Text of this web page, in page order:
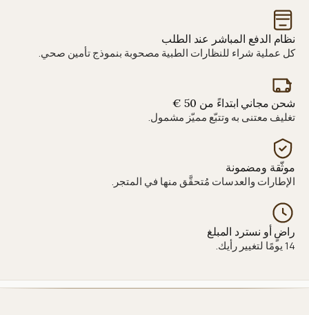
نظام الدفع المباشر عند الطلب
كل عملية شراء للنظارات الطبية مصحوبة بنموذج تأمين صحي.
شحن مجاني ابتداءً من 50 €
تغليف معتنى به وتتبّع مميّز مشمول.
موثّقة ومضمونة
الإطارات والعدسات مُتحقَّق منها في المتجر.
راضٍ أو نسترد المبلغ
14 يومًا لتغيير رأيك.